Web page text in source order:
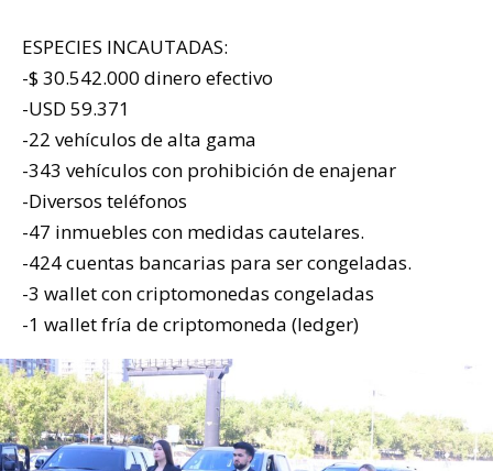
ESPECIES INCAUTADAS:
-$ 30.542.000 dinero efectivo
-USD 59.371
-22 vehículos de alta gama
-343 vehículos con prohibición de enajenar
-Diversos teléfonos
-47 inmuebles con medidas cautelares.
-424 cuentas bancarias para ser congeladas.
-3 wallet con criptomonedas congeladas
-1 wallet fría de criptomoneda (ledger)